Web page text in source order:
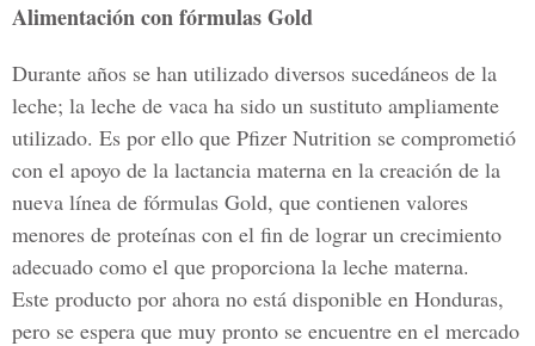
Alimentación con fórmulas Gold
Durante años se han utilizado diversos sucedáneos de la
leche; la leche de vaca ha sido un sustituto ampliamente
utilizado. Es por ello que Pfizer Nutrition se comprometió
con el apoyo de la lactancia materna en la creación de la
nueva línea de fórmulas Gold, que contienen valores
menores de proteínas con el fin de lograr un crecimiento
adecuado como el que proporciona la leche materna.
Este producto por ahora no está disponible en Honduras,
pero se espera que muy pronto se encuentre en el mercado